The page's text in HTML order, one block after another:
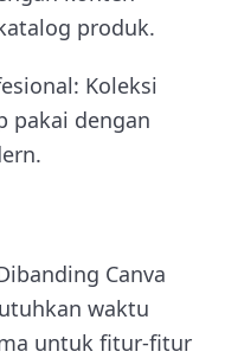
produk.
Koleksi
pakai dengan
Canva
waktu
untuk fitur-fitur